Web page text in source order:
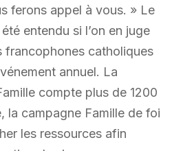
ferons appel à vous. » Le
entendu si l’on en juge
francophones catholiques
annuel. La
compte plus de 1200
la campagne Famille de foi
les ressources afin